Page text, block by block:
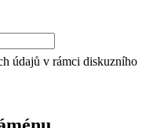
údajů v rámci diskuzního